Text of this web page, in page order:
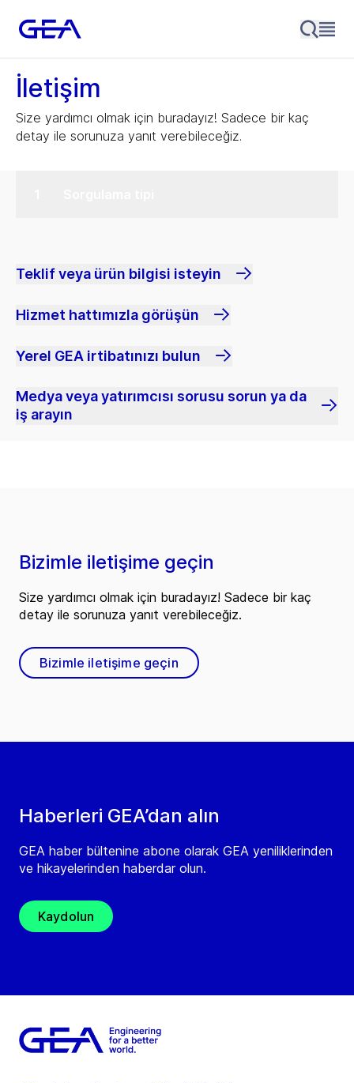
İletişim
Size yardımcı olmak için buradayız! Sadece bir kaç
detay ile sorunuza yanıt verebileceğiz.
Teklif veya ürün bilgisi isteyin
Hizmet hattımızla görüşün
Yerel GEA irtibatınızı bulun
Medya veya yatırımcısı sorusu sorun ya da
iş arayın
Haberleri GEA’dan alın
GEA haber bültenine abone olarak GEA yeniliklerinden
ve hikayelerinden haberdar olun.
Kaydolun
Bizimle iletişime geçin
Size yardımcı olmak için buradayız! Sadece bir kaç
detay ile sorunuza yanıt verebileceğiz.
Bizimle iletişime geçin